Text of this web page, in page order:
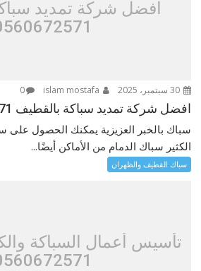
افضل شركة تمديد
30 سبتمبر، 2025 0
افضل شركة تمديد سباكة بالقطيف 0560672571
سباك بالخبر العزيزية يمكنك الحصول على
الكثير سباك الدمام من الأماكن أيضًا...
سباك القطيف والظهران
تأسيس أعمال السباكة